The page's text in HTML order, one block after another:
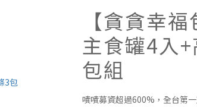
【貪貪幸
主食罐4入
包組
嘖嘖募資超過600%，全台第